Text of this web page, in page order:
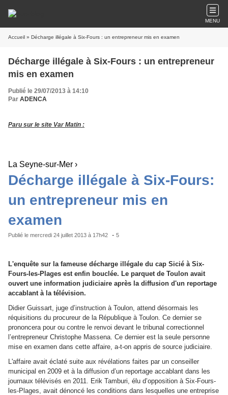
MENU
Accueil » Décharge illégale à Six-Fours : un entrepreneur mis en examen
Décharge illégale à Six-Fours : un entrepreneur
mis en examen
Publié le 29/07/2013 à 14:10
Par ADENCA
Paru sur le site Var Matin :
La Seyne-sur-Mer ›
Décharge illégale à Six-Fours:
un entrepreneur mis en
examen
Publié le mercredi 24 juillet 2013 à 17h42 - 5
L'enquête sur la fameuse décharge illégale du cap Sicié à Six-
Fours-les-Plages est enfin bouclée. Le parquet de Toulon avait
ouvert une information judiciaire après la diffusion d'un reportage
accablant à la télévision.
Didier Guissart, juge d’instruction à Toulon, attend désormais les
réquisitions du procureur de la République à Toulon. Ce dernier se
prononcera pour ou contre le renvoi devant le tribunal correctionne
l’entrepreneur Christophe Massena. Ce dernier est la seule personne
mise en examen dans cette affaire, a-t-on appris de source judiciaire.
L'affaire avait éclaté suite aux révélations faites par un conseiller
municipal en 2009 et à la diffusion d’un reportage accablant dans les
journaux télévisés en 2011. Erik Tamburi, élu d’opposition à Six-Fours-
les-Plages, avait dénoncé les conditions dans lesquelles une entreprise